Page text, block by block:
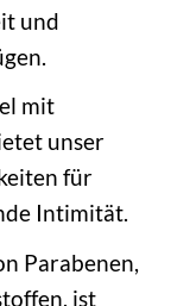
und
mit
unser
für
Intimität.
Parabenen,
ist